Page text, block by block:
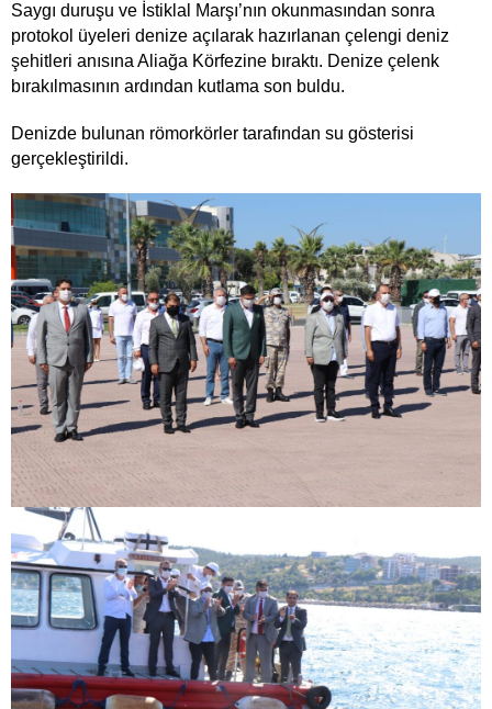
Saygı duruşu ve İstiklal Marşı’nın okunmasından sonra
protokol üyeleri denize açılarak hazırlanan çelengi deniz
şehitleri anısına Aliağa Körfezine bıraktı. Denize çelenk
bırakılmasının ardından kutlama son buldu.
Denizde bulunan römorkörler tarafından su gösterisi
gerçekleştirildi.